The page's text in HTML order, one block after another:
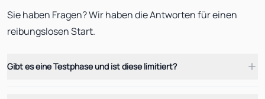
Sie haben Fragen? Wir haben die Antworten für einen
reibungslosen Start.
Gibt es eine Testphase und ist diese limitiert?